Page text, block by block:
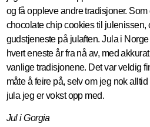
og få oppleve andre tradisjoner.
chocolate chip cookies til julenissen,
gudstjeneste på julaften. Jula i
hvert eneste år fra nå av, med
vanlige tradisjonene. Det var veldig
måte å feire på, selv om jeg nok
jula jeg er vokst opp med.
Jul i Gorgia